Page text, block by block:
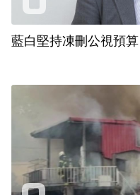
藍白堅持凍刪公視預